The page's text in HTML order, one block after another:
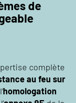
de
complète
au feu sur
homologation